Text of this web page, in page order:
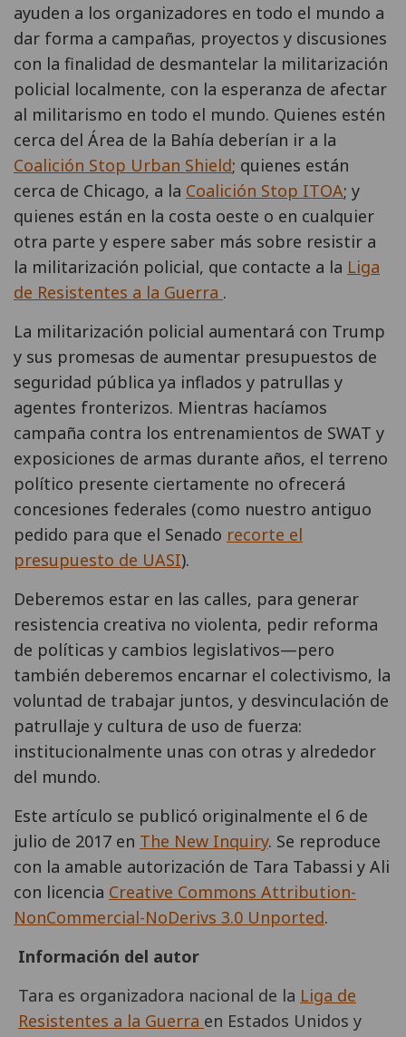
ayuden a los organizadores en todo el mundo a
dar forma a campañas, proyectos y discusiones
con la finalidad de desmantelar la militarización
policial localmente, con la esperanza de afectar
al militarismo en todo el mundo. Quienes estén
cerca del Área de la Bahía deberían ir a la
Coalición Stop Urban Shield; quienes están
cerca de Chicago, a la Coalición Stop ITOA; y
quienes están en la costa oeste o en cualquier
otra parte y espere saber más sobre resistir a
la militarización policial, que contacte a la Liga
de Resistentes a la Guerra .
La militarización policial aumentará con Trump
y sus promesas de aumentar presupuestos de
seguridad pública ya inflados y patrullas y
agentes fronterizos. Mientras hacíamos
campaña contra los entrenamientos de SWAT y
exposiciones de armas durante años, el terreno
político presente ciertamente no ofrecerá
concesiones federales (como nuestro antiguo
pedido para que el Senado recorte el
presupuesto de UASI).
Deberemos estar en las calles, para generar
resistencia creativa no violenta, pedir reforma
de políticas y cambios legislativos—pero
también deberemos encarnar el colectivismo, la
voluntad de trabajar juntos, y desvinculación de
patrullaje y cultura de uso de fuerza:
institucionalmente unas con otras y alrededor
del mundo.
Este artículo se publicó originalmente el 6 de
julio de 2017 en The New Inquiry. Se reproduce
con la amable autorización de Tara Tabassi y Ali
con licencia Creative Commons Attribution-
NonCommercial-NoDerivs 3.0 Unported.
Información del autor
Tara es organizadora nacional de la Liga de
Resistentes a la Guerra en Estados Unidos y